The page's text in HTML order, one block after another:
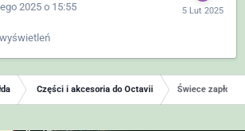
2025 o 15:55
wyświetleń
Części i akcesoria do Octavii Świece